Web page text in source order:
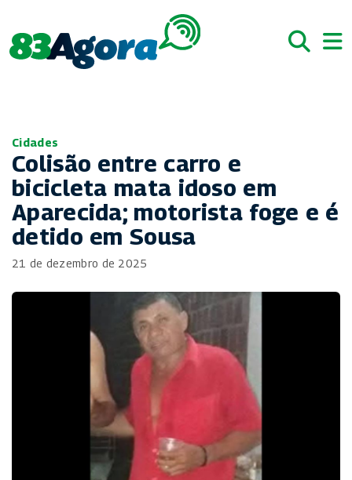
Cidades
Colisão entre carro e
bicicleta mata idoso em
Aparecida; motorista foge e é
detido em Sousa
21 de dezembro de 2025